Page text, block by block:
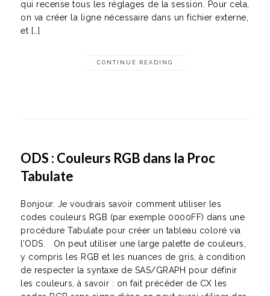
qui recense tous les réglages de la session. Pour cela,
on va créer la ligne nécessaire dans un fichier externe,
et […]
CONTINUE READING
ODS : Couleurs RGB dans la Proc
Tabulate
Bonjour. Je voudrais savoir comment utiliser les
codes couleurs RGB (par exemple 0000FF) dans une
procédure Tabulate pour créer un tableau coloré via
l’ODS. On peut utiliser une large palette de couleurs,
y compris les RGB et les nuances de gris, à condition
de respecter la syntaxe de SAS/GRAPH pour définir
les couleurs, à savoir : on fait précéder de CX les